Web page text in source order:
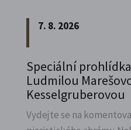
7. 8. 2026
Speciální
Ludmilou
Kesselgruberovou
Vydejte se na